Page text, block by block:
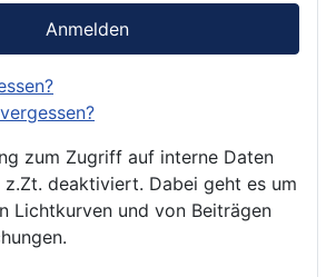
Anmelden
zum Zugriff auf interne Daten
deaktiviert. Dabei geht es um
Lichtkurven und von Beiträgen